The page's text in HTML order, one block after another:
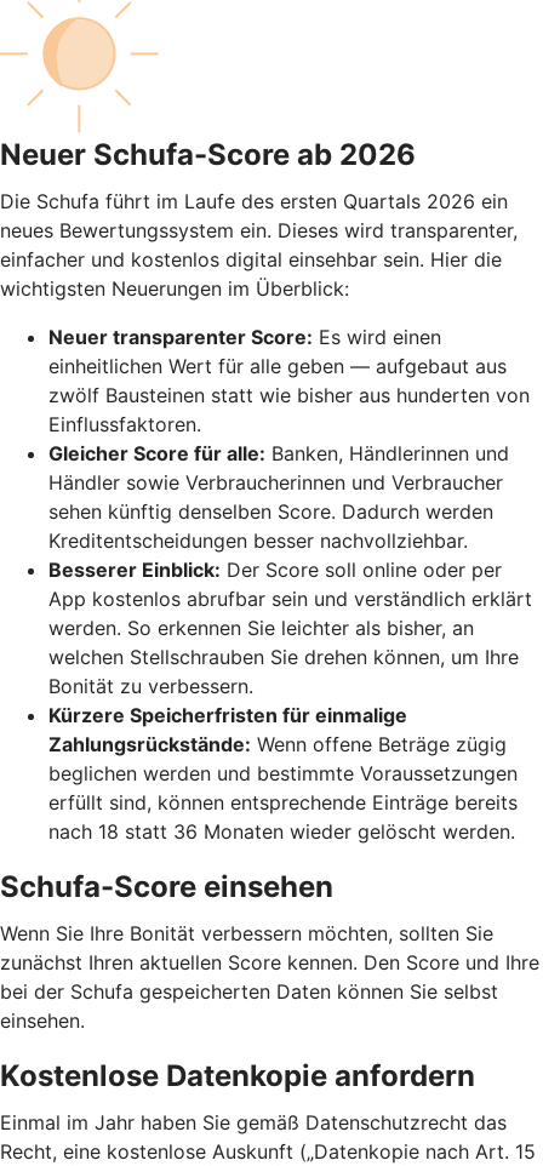
Neuer Schufa-Score ab 2026
Die Schufa führt im Laufe des ersten Quartals 2026 ein
neues Bewertungssystem ein. Dieses wird transparenter,
einfacher und kostenlos digital einsehbar sein. Hier die
wichtigsten Neuerungen im Überblick:
Neuer transparenter Score: Es wird einen
einheitlichen Wert für alle geben — aufgebaut aus
zwölf Bausteinen statt wie bisher aus hunderten von
Einflussfaktoren.
Gleicher Score für alle: Banken, Händlerinnen und
Händler sowie Verbraucherinnen und Verbraucher
sehen künftig denselben Score. Dadurch werden
Kreditentscheidungen besser nachvollziehbar.
Besserer Einblick: Der Score soll online oder per
App kostenlos abrufbar sein und verständlich erklärt
werden. So erkennen Sie leichter als bisher, an
welchen Stellschrauben Sie drehen können, um Ihre
Bonität zu verbessern.
Kürzere Speicherfristen für einmalige
Zahlungsrückstände: Wenn offene Beträge zügig
beglichen werden und bestimmte Voraussetzungen
erfüllt sind, können entsprechende Einträge bereits
nach 18 statt 36 Monaten wieder gelöscht werden.
Schufa-Score einsehen
Wenn Sie Ihre Bonität verbessern möchten, sollten Sie
zunächst Ihren aktuellen Score kennen. Den Score und Ihre
bei der Schufa gespeicherten Daten können Sie selbst
einsehen.
Kostenlose Datenkopie anfordern
Einmal im Jahr haben Sie gemäß Datenschutzrecht das
Recht, eine kostenlose Auskunft („Datenkopie nach Art. 15